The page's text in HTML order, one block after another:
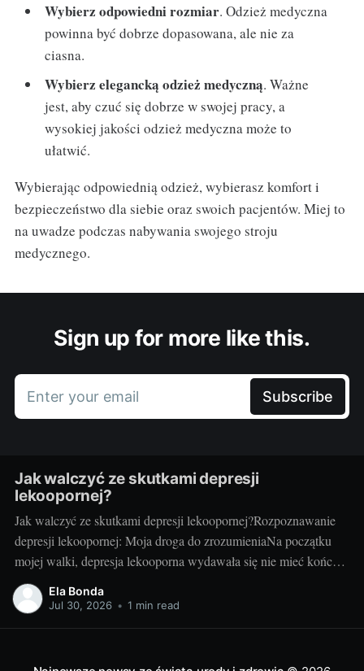
Wybierz odpowiedni rozmiar. Odzież medyczna
powinna być dobrze dopasowana, ale nie za
ciasna.
Wybierz elegancką odzież medyczną. Ważne
jest, aby czuć się dobrze w swojej pracy, a
wysokiej jakości odzież medyczna może to
ułatwić.
Wybierając odpowiednią odzież, wybierasz komfort i
bezpieczeństwo dla siebie oraz swoich pacjentów. Miej to
na uwadze podczas nabywania swojego stroju
medycznego.
Sign up for more like this.
Enter your email Subscribe
Jak walczyć ze skutkami depresji
lekoopornej?
Jak walczyć ze skutkami depresji lekoopornej?Rozpoznawanie
depresji lekoopornej: Moja droga do zrozumieniaNa początku
mojej walki, depresja lekooporna wydawała się nie mieć końca.
Czułam, że znajduję się w ciemnym tunelu. Na szczęście, z
czasem, zaczęłam rozumieć, czym jest depresja lekooporna, jakie
Ela Bonda
Jul 30, 2026 • 1 min read